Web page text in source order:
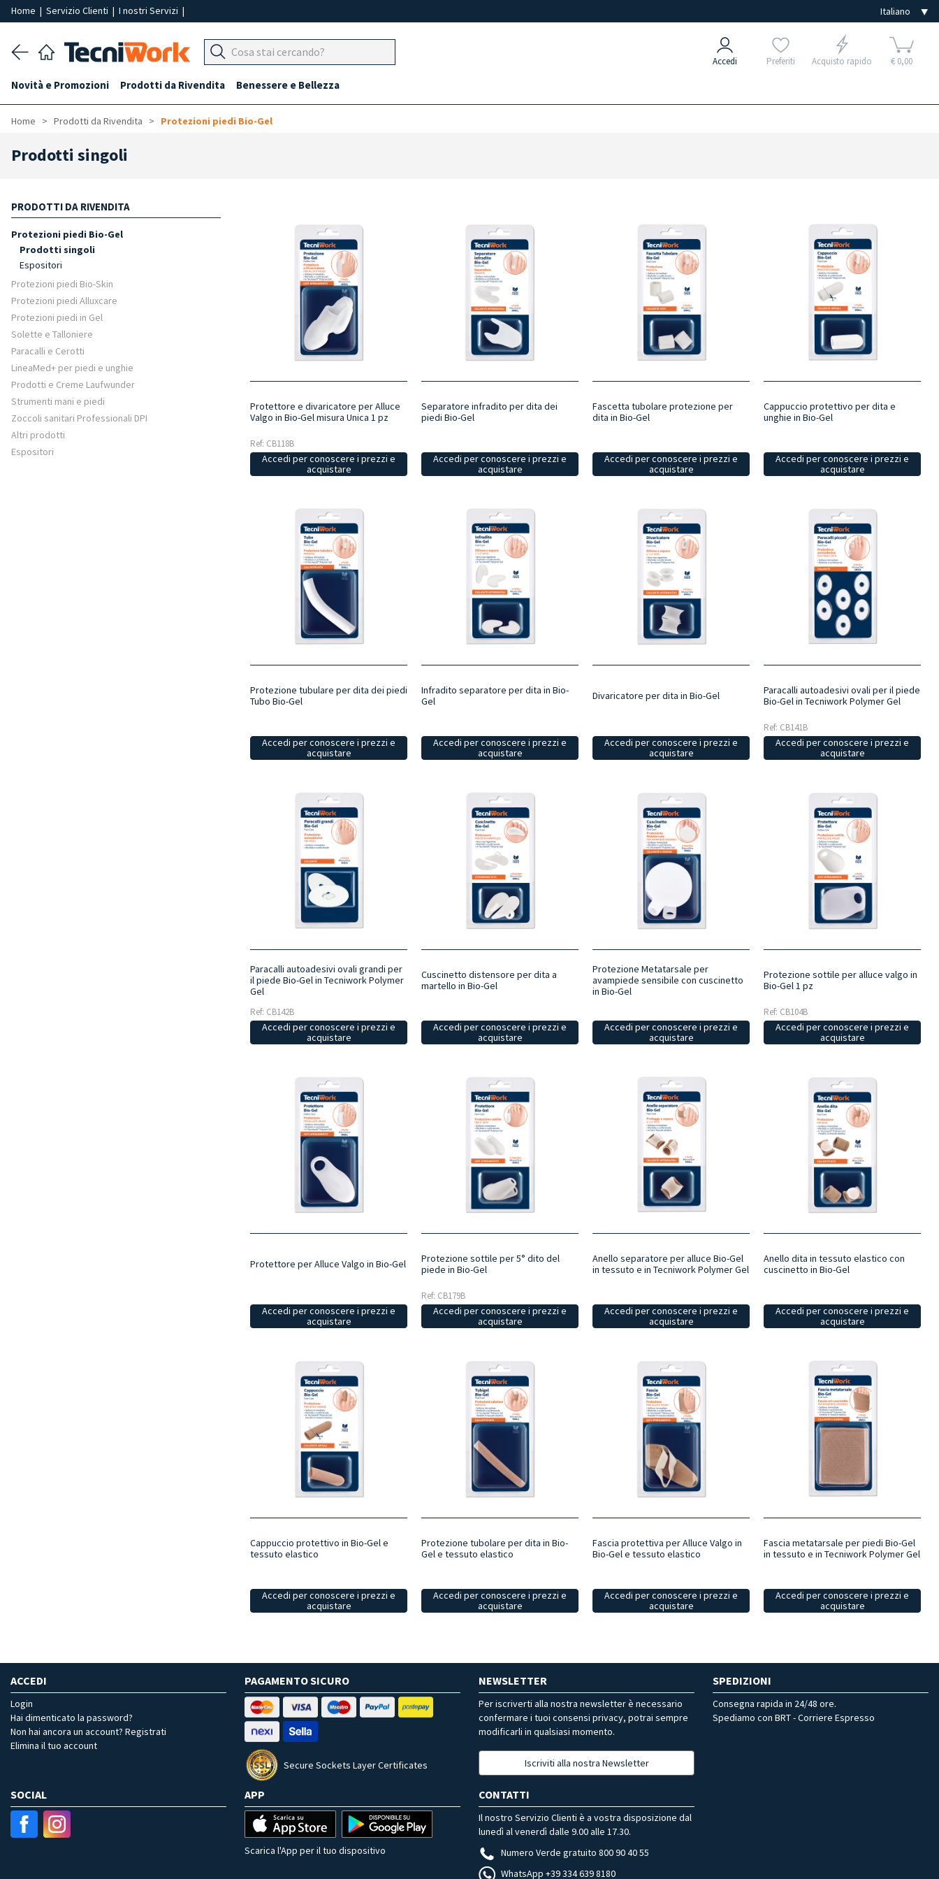
Home | Servizio Clienti | I nostri Servizi |
Accedi Preferiti Acquisto rapido € 0,00
Novità e Promozioni Prodotti da Rivendita Benessere e Bellezza
Home Prodotti da Rivendita Protezioni piedi Bio-Gel
Prodotti singoli
PRODOTTI DA RIVENDITA
Protezioni piedi Bio-Gel
Prodotti singoli
Espositori
Protezioni piedi Bio-Skin
Protezioni piedi Alluxcare
Protezioni piedi in Gel
Solette e Talloniere
Paracalli e Cerotti
LineaMed+ per piedi e unghie
Prodotti e Creme Laufwunder
Strumenti mani e piedi
Zoccoli sanitari Professionali DPI
Altri prodotti
Espositori
Protettore e divaricatore per Alluce
Valgo in Bio-Gel misura Unica 1 pz
Ref: CB118B
Accedi per conoscere i prezzi e
acquistare
Separatore infradito per dita dei
piedi Bio-Gel
Accedi per conoscere i prezzi e
acquistare
Fascetta tubolare protezione per
dita in Bio-Gel
Accedi per conoscere i prezzi e
acquistare
Cappuccio protettivo per dita e
unghie in Bio-Gel
Accedi per conoscere i prezzi e
acquistare
Protezione tubulare per dita dei piedi
Tubo Bio-Gel
Accedi per conoscere i prezzi e
acquistare
Infradito separatore per dita in Bio-
Gel
Accedi per conoscere i prezzi e
acquistare
Divaricatore per dita in Bio-Gel
Accedi per conoscere i prezzi e
acquistare
Paracalli autoadesivi ovali per il piede
Bio-Gel in Tecniwork Polymer Gel
Ref: CB141B
Accedi per conoscere i prezzi e
acquistare
Paracalli autoadesivi ovali grandi per
il piede Bio-Gel in Tecniwork Polymer
Gel
Ref: CB142B
Accedi per conoscere i prezzi e
acquistare
Cuscinetto distensore per dita a
martello in Bio-Gel
Accedi per conoscere i prezzi e
acquistare
Protezione Metatarsale per
avampiede sensibile con cuscinetto
in Bio-Gel
Accedi per conoscere i prezzi e
acquistare
Protezione sottile per alluce valgo in
Bio-Gel 1 pz
Ref: CB104B
Accedi per conoscere i prezzi e
acquistare
Protettore per Alluce Valgo in Bio-Gel
Accedi per conoscere i prezzi e
acquistare
Protezione sottile per 5° dito del
piede in Bio-Gel
Ref: CB179B
Accedi per conoscere i prezzi e
acquistare
Anello separatore per alluce Bio-Gel
in tessuto e in Tecniwork Polymer Gel
Accedi per conoscere i prezzi e
acquistare
Anello dita in tessuto elastico con
cuscinetto in Bio-Gel
Accedi per conoscere i prezzi e
acquistare
Cappuccio protettivo in Bio-Gel e
tessuto elastico
Accedi per conoscere i prezzi e
acquistare
Protezione tubolare per dita in Bio-
Gel e tessuto elastico
Accedi per conoscere i prezzi e
acquistare
Fascia protettiva per Alluce Valgo in
Bio-Gel e tessuto elastico
Accedi per conoscere i prezzi e
acquistare
Fascia metatarsale per piedi Bio-Gel
in tessuto e in Tecniwork Polymer Gel
Accedi per conoscere i prezzi e
acquistare
ACCEDI
Login
Hai dimenticato la password?
Non hai ancora un account? Registrati
Elimina il tuo account
PAGAMENTO SICURO
Secure Sockets Layer Certificates
NEWSLETTER
Per iscriverti alla nostra newsletter è necessario
confermare i tuoi consensi privacy, potrai sempre
modificarli in qualsiasi momento.
Iscriviti alla nostra Newsletter
SPEDIZIONI
Consegna rapida in 24/48 ore.
Spediamo con BRT - Corriere Espresso
SOCIAL APP
Scarica l'App per il tuo dispositivo
CONTATTI
Il nostro Servizio Clienti è a vostra disposizione dal
lunedì al venerdì dalle 9.00 alle 17.30.
Numero Verde gratuito 800 90 40 55
WhatsApp +39 334 639 8180